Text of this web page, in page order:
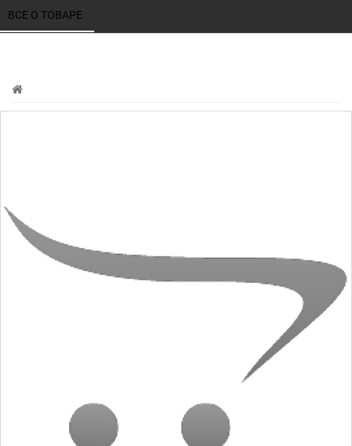
ВСЕ О ТОВАРЕ